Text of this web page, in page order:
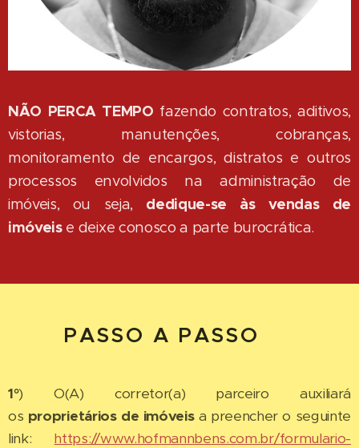
NÃO PERCA TEMPO fazendo contratos, aditivos,
vistorias, manutenções, cobranças,
monitoramento de encargos, distratos e outros
processos envolvidos na administração de
imóveis, ou seja, dedique-se às vendas de
imóveise deixe conosco a parte burocrática.
PASSO A PASSO 👇
1°) O(A) corretor(a) parceiro auxiliará
os proprietários de imóveisa preencher o seguinte
link: https://www.hofmannbens.com.br/formulario-